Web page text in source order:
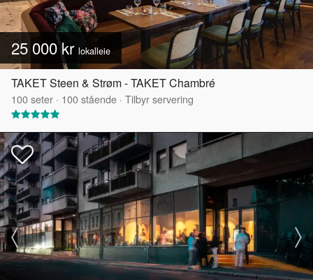
25 000 kr lokalleie
TAKET Steen & Strøm - TAKET Chambré
100seter · 100stående · Tilbyr servering